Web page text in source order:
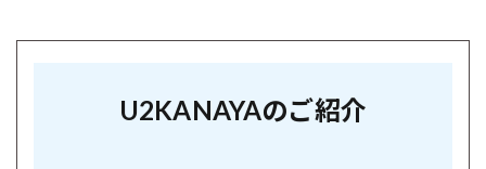
U2KANAYAのご紹介